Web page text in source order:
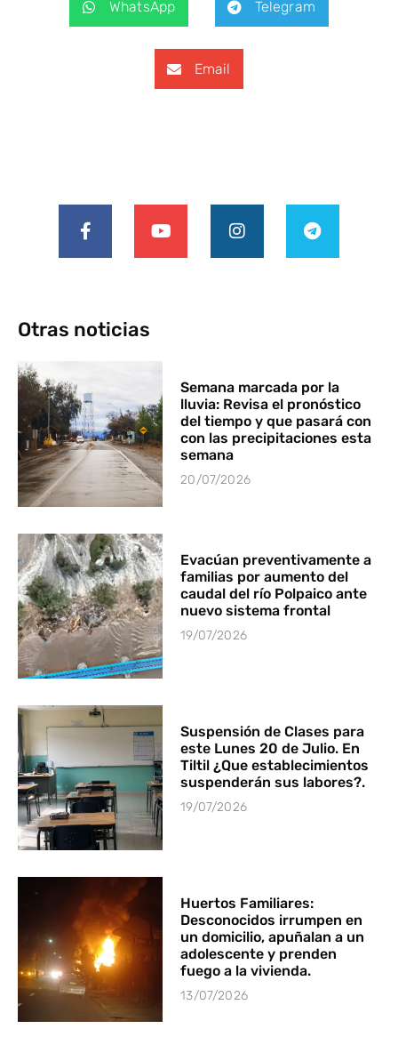
WhatsApp Telegram
Email
Otras noticias
Semana marcada por la
lluvia: Revisa el pronóstico
del tiempo y que pasará con
con las precipitaciones esta
semana
20/07/2026
Evacúan preventivamente a
familias por aumento del
caudal del río Polpaico ante
nuevo sistema frontal
19/07/2026
Suspensión de Clases para
este Lunes 20 de Julio. En
Tiltil ¿Que establecimientos
suspenderán sus labores?.
19/07/2026
Huertos Familiares:
Desconocidos irrumpen en
un domicilio, apuñalan a un
adolescente y prenden
fuego a la vivienda.
13/07/2026